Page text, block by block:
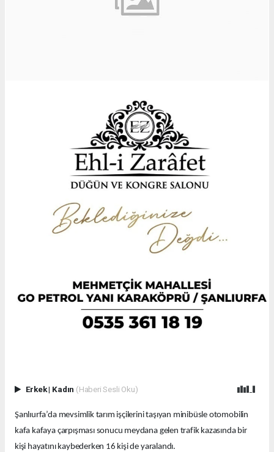
Erkek| Kadın (Haberi Sesli Oku)
Şanlıurfa’da mevsimlik tarım işçilerini taşıyan minibüsle otomobilin
kafa kafaya çarpışması sonucu meydana gelen trafik kazasında bir
kişi hayatını kaybederken 16 kişi de yaralandı.